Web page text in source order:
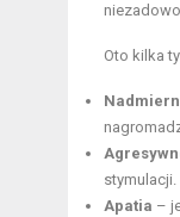
Oto kilka
stymulacji.
Apatia –